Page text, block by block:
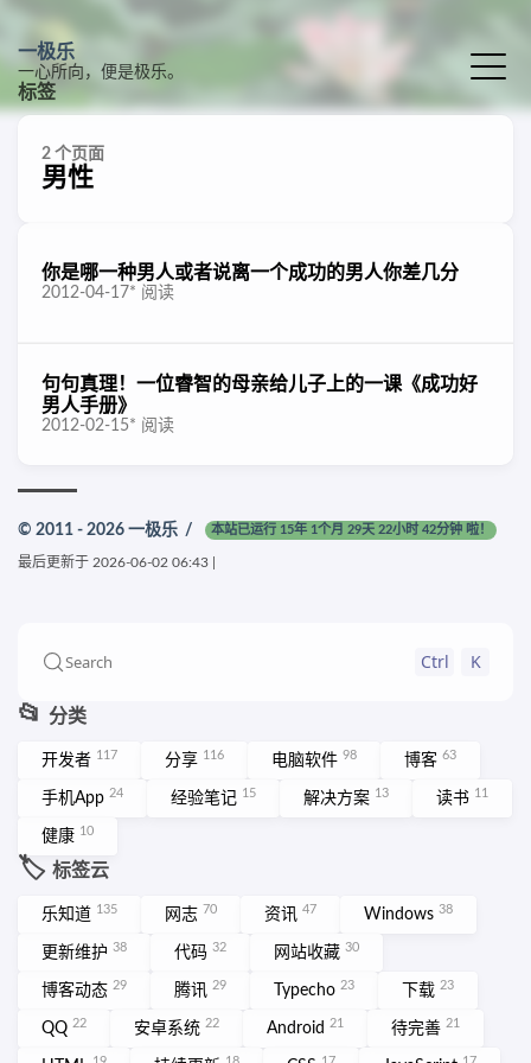
一极乐
一心所向，便是极乐。
Search Ctrl K
📂 分类
开发者 117 分享 116 电脑软件 98 博客 63
手机App 24 经验笔记 15 解决方案 13 读书 11
健康 10
🏷️ 标签云
乐知道 135 网志 70 资讯 47 Windows 38
更新维护 38 代码 32 网站收藏 30
博客动态 29 腾讯 29 Typecho 23 下载 23
QQ 22 安卓系统 22 Android 21 待完善 21
标签
2 个页面
男性
你是哪一种男人或者说离一个成功的男人你差几分
2012-04-17* 阅读
句句真理！一位睿智的母亲给儿子上的一课《成功好
男人手册》
2012-02-15* 阅读
© 2011 - 2026 一极乐 / 本站已运行 15年 1个月 29天 22小时 42分钟 啦！
最后更新于 2026-06-02 06:43